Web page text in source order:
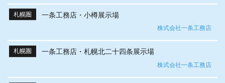
札幌圏 一条工務店・小樽展示場
株式会社一条工務店
札幌圏 一条工務店・札幌北二十四条展示場
株式会社一条工務店